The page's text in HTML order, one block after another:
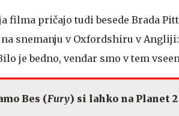
filma pričajo tudi besede Brada
snemanju v Oxfordshiru v
je bedno, vendar smo v tem
Bes (Fury) si lahko na Planet